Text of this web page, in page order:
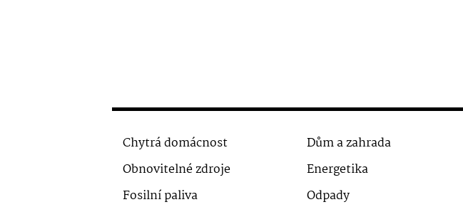
Chytrá domácnost Dům a zahrada
Obnovitelné zdroje
Energetika
Fosilní paliva
Odpady